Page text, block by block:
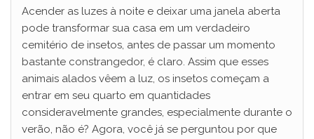
Acender as luzes à noite e deixar uma janela aberta
pode transformar sua casa em um verdadeiro
cemitério de insetos, antes de passar um momento
bastante constrangedor, é claro. Assim que esses
animais alados vêem a luz, os insetos começam a
entrar em seu quarto em quantidades
consideravelmente grandes, especialmente durante o
verão, não é? Agora, você já se perguntou por que